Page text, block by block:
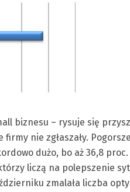
biznesu – rysuje się
nie zgłaszały.
dużo, bo aż 36,8 proc.
liczą na polepszenie
zmalała liczba